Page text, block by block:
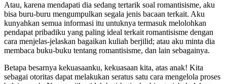
Atau, karena mendapati dia sedang tertarik soal romantisisme, aku
bisa buru-buru mengumpulkan segala jenis bacaan terkait. Aku
kunyahkan semua informasi itu untuknya termasuk melolohkan
pendapat pribadiku yang paling ideal terkait romantisisme dengan
cara menjelas-jelaskan bagaikan kuliah berjilid; atau aku minta dia
membaca buku-buku tentang romantisisme, dan lain sebagainya.
Betapa besarnya kekuasaanku, kekuasaan kita, atas anak! Kita
sebagai otoritas dapat melakukan seratus satu cara mengelola proses